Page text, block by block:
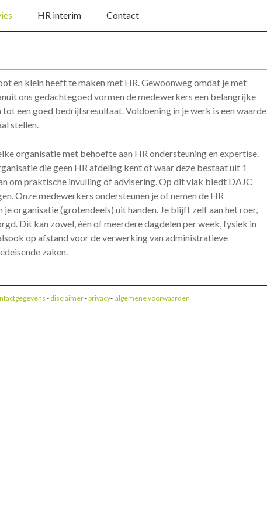
HR interim Contact
en klein heeft te maken met HR. Gewoonweg omdat je met
ons gedachtegoed vormen de medewerkers een belangrijke
een goed bedrijfsresultaat. Voldoening in je werk is een waarde
stellen.
organisatie met behoefte aan HR ondersteuning en expertise.
die geen HR afdeling kent of waar deze bestaat uit 1
om praktische invulling of advisering. Op dit vlak biedt DAJC
Onze medewerkers ondersteunen je of nemen de HR
je organisatie (grotendeels) uit handen. Je blijft zelf aan het roer,
Dit kan zowel, één of meerdere dagdelen per week, fysiek in
op afstand voor de verwerking van administratieve
zaken.
- disclaimer-privacy- algemene voorwaarden